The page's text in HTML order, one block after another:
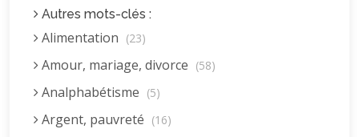
Autres mots-clés :
Alimentation (23)
Amour, mariage, divorce (58)
Analphabétisme (5)
Argent, pauvreté (16)